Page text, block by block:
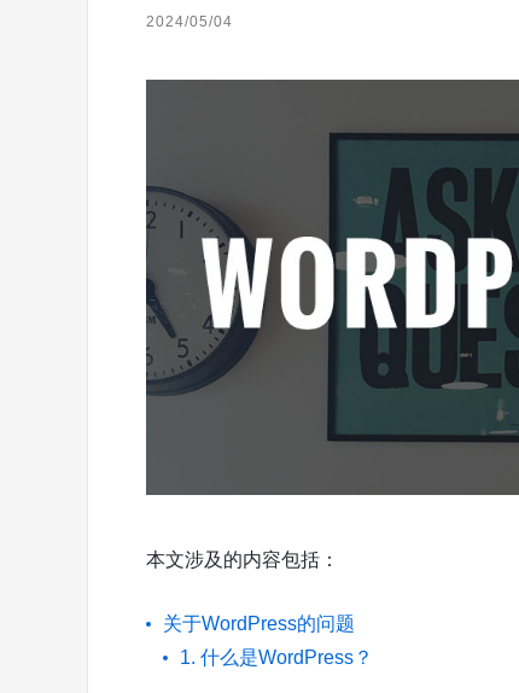
2024/05/04
本文涉及的内容包括：
关于WordPress的问题
1. 什么是WordPress？